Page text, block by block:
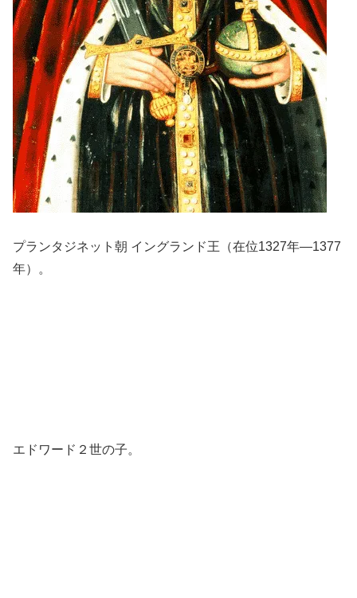
プランタジネット朝 イングランド王（在位1327年―1377
年）。
エドワード２世の子。